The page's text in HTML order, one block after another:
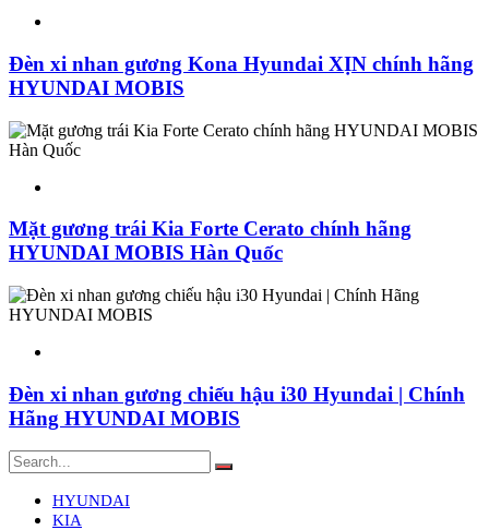
Đèn xi nhan gương Kona Hyundai XỊN chính hãng
HYUNDAI MOBIS
Mặt gương trái Kia Forte Cerato chính hãng
HYUNDAI MOBIS Hàn Quốc
Đèn xi nhan gương chiếu hậu i30 Hyundai | Chính
Hãng HYUNDAI MOBIS
HYUNDAI
KIA